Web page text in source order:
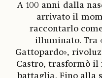
A 100 anni dalla
arrivato il
raccontarlo
illuminato. Tra
Gattopardo»,
Castro, trasformò
battaglia. Fino alla